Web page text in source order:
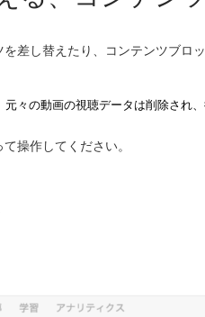
差し替えたり、コンテンツブロ
々の動画の視聴データは削除され、
操作してください。